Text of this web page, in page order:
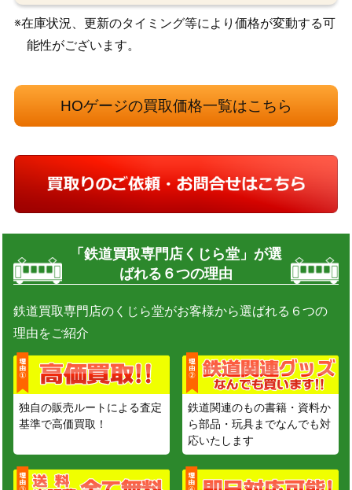
※在庫状況、更新のタイミング等により価格が変動する可
能性がございます。
HOゲージの買取価格一覧はこちら
「鉄道買取専門店くじら堂」が選
ばれる６つの理由
鉄道買取専門店のくじら堂がお客様から選ばれる６つの
理由をご紹介
独自の販売ルートによる査定
基準で高価買取！
鉄道関連のもの書籍・資料か
ら部品・玩具までなんでも対
応いたします